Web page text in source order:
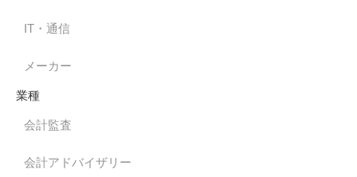
IT・通信
メーカー
業種
会計監査
会計アドバイザリー